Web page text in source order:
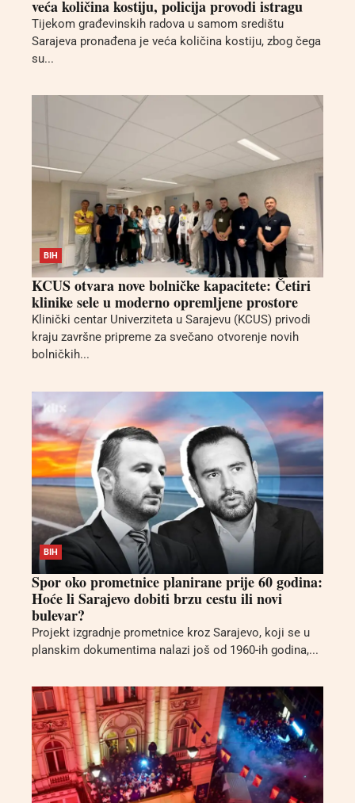
veća količina kostiju, policija provodi istragu
Tijekom građevinskih radova u samom središtu
Sarajeva pronađena je veća količina kostiju, zbog čega
su...
BIH
KCUS otvara nove bolničke kapacitete: Četiri
klinike sele u moderno opremljene prostore
Klinički centar Univerziteta u Sarajevu (KCUS) privodi
kraju završne pripreme za svečano otvorenje novih
bolničkih...
BIH
Spor oko prometnice planirane prije 60 godina:
Hoće li Sarajevo dobiti brzu cestu ili novi
bulevar?
Projekt izgradnje prometnice kroz Sarajevo, koji se u
planskim dokumentima nalazi još od 1960-ih godina,...